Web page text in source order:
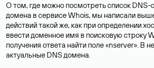
О том, где можно посмотреть список DNS-
домена в сервисе Whois, мы написали
действий такой же, как при определении
ввести доменное имя в поисковую строку
получения ответа найти поле «nserver». В
актуальные DNS домена.